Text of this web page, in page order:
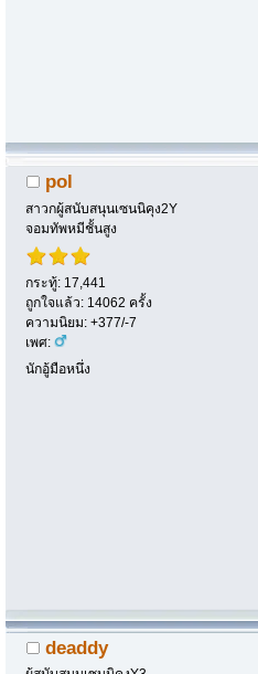
pol
สาวกผู้สนับสนุนเซนนิคุง2Y
จอมทัพหมีชั้นสูง
กระทู้: 17,441
ถูกใจแล้ว: 14062 ครั้ง
ความนิยม: +377/-7
เพศ:
นักอู้มือหนึ่ง
deaddy